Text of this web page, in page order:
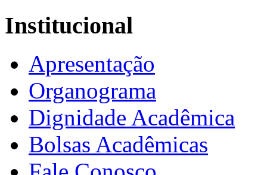
Institucional
Apresentação
Organograma
Dignidade Acadêmica
Bolsas Acadêmicas